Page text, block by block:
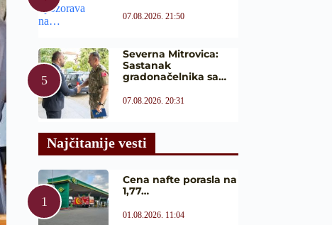
07.08.2026. 21:50
Severna Mitrovica:
Sastanak
gradonačelnika sa…
07.08.2026. 20:31
Najčitanije vesti
Cena nafte porasla na
1,77…
01.08.2026. 11:04